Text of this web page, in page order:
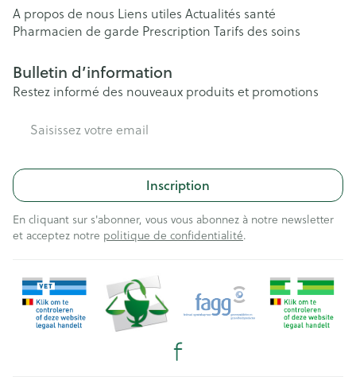
A propos de nous Liens utiles Actualités santé
Pharmacien de garde Prescription Tarifs des soins
Bulletin d’information
Restez informé des nouveaux produits et promotions
Inscription
En cliquant sur s'abonner, vous vous abonnez à notre newsletter
et acceptez notre politique de confidentialité.